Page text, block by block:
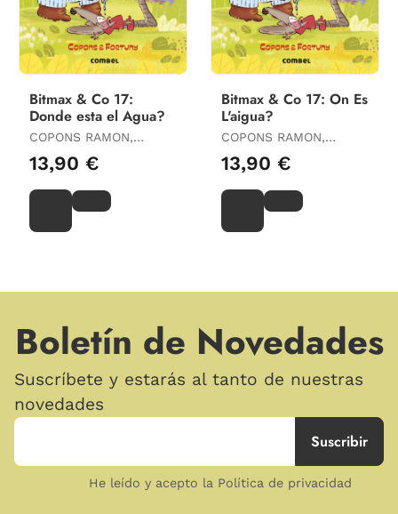
Bitmax & Co 17:
Donde esta el Agua?
COPONS RAMON,
13,90 €
Bitmax & Co 17: On Es
L'aigua?
COPONS RAMON,
13,90 €
Boletín de Novedades
Suscríbete y estarás al tanto de nuestras
novedades
He leído y acepto la Política de privacidad